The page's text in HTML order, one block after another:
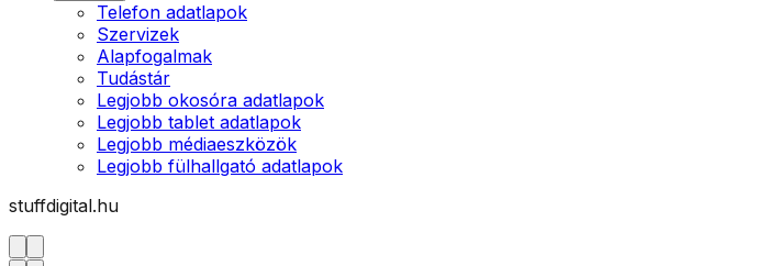
Telefon adatlapok
Szervizek
Alapfogalmak
Tudástár
Legjobb okosóra adatlapok
Legjobb tablet adatlapok
Legjobb médiaeszközök
Legjobb fülhallgató adatlapok
stuffdigital.hu